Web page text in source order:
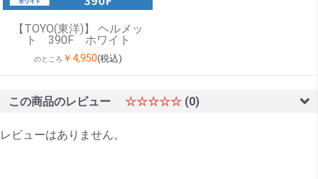
【TOYO(東洋)】 ヘルメッ
ト 390F ホワイト
のところ ￥4,950(税込)
この商品のレビュー ☆☆☆☆☆ (0)
レビューはありません。